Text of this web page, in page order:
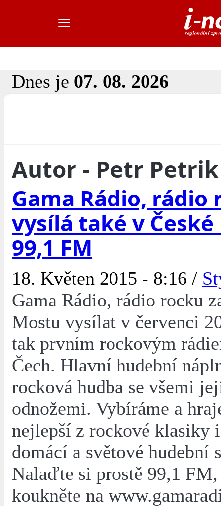
Dnes je 07. 08. 2026
Autor - Petr Petrik
Gama Rádio, rádio
vysílá také v České
99,1 FM
18. Květen 2015 - 8:16 /
Gama Rádio, rádio rocku
Mostu vysílat v červenci
tak prvním rockovým
Čech. Hlavní hudební
rocková hudba se všemi
odnožemi. Vybíráme a
nejlepší z rockové klasiky i
domácí a světové hudební
Nalaďte si prostě 99,1 FM,
koukněte na